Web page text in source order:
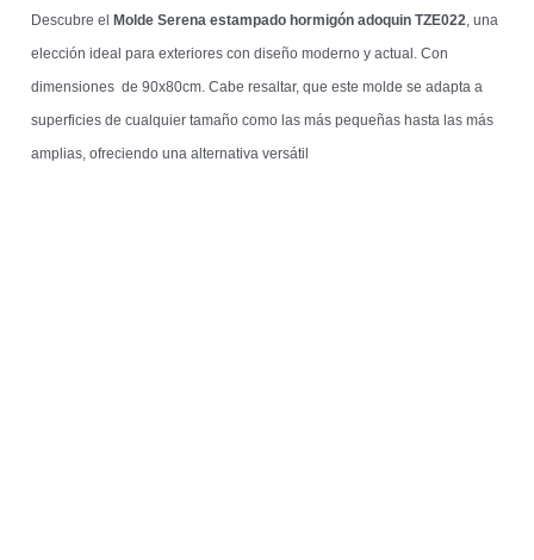
Descubre elMolde Serena estampado hormigón adoquin TZE022 , una
elección ideal para exteriores con diseño moderno y actual. Con
dimensiones de 90x80cm. Cabe resaltar, que este molde se adapta a
superficies de cualquier tamaño como las más pequeñas hasta las más
amplias, ofreciendo una alternativa versátil